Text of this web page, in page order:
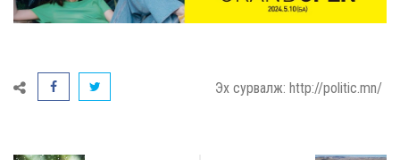
Эх сурвалж: http://politic.mn/